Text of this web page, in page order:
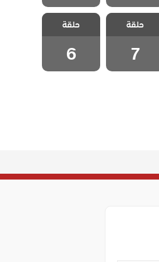
مسلسل ايزيل
الحلقة 7
حلقة
7
مسلسل ايزيل
الحلقة 6
حلقة
6